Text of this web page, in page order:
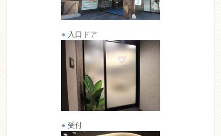
● 入口ドア
● 受付